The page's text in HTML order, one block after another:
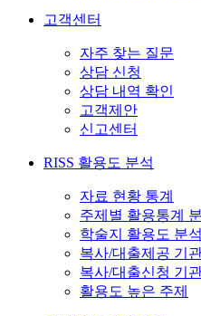
고객센터
자주 찾는 질문
상담 신청
상담 내역 확인
고객제안
신고센터
RISS 활용도 분석
자료 현황 통계
주제별 활용통계
학술지 활용도 분석
복사/대출제공 기
복사/대출신청 기
활용도 높은 주제